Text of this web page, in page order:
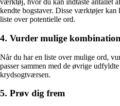
værktøj, hvor du kan indtaste antallet
kendte bogstaver. Disse værktøjer kan
liste over potentielle ord.
4. Vurder mulige
Når du har en liste over mulige ord,
passer sammen med de øvrige
krydsogtværsen.
5. Prøv dig frem